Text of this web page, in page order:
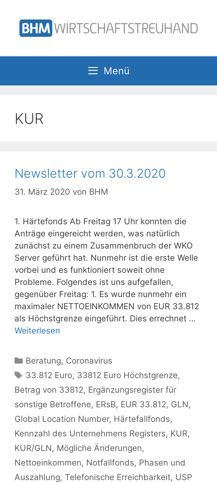
Inhalt
springen
Menü
KUR
Newsletter vom 30.3.2020
31. März 2020 von BHM
1. Härtefonds Ab Freitag 17 Uhr konnten die
Anträge eingereicht werden, was natürlich
zunächst zu einem Zusammenbruch der WKO
Server geführt hat. Nunmehr ist die erste Welle
vorbei und es funktioniert soweit ohne
Probleme. Folgendes ist uns aufgefallen,
gegenüber Freitag: 1. Es wurde nunmehr ein
maximaler NETTOEINKOMMEN von EUR 33.812
als Höchstgrenze eingeführt. Dies errechnet …
Weiterlesen
Kategorien
Beratung, Coronavirus
Schlagwörter
33.812 Euro, 33812 Euro Höchstgrenze,
Betrag von 33812, Ergänzungsregister für
sonstige Betroffene, ERsB, EUR 33.812, GLN,
Global Location Number, Härtefallfonds,
Kennzahl des Unternehmens Registers, KUR,
KUR/GLN, Mögliche Änderungen,
Nettoeinkommen, Notfallfonds, Phasen und
Auszahlung, Telefonische Erreichbarkeit, USP